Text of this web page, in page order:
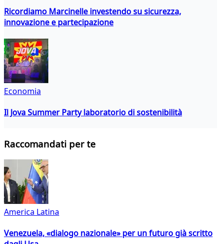
Ricordiamo Marcinelle investendo su sicurezza,
innovazione e partecipazione
Economia
Il Jova Summer Party laboratorio di sostenibilità
Raccomandati per te
America Latina
Venezuela, «dialogo nazionale» per un futuro già scritto